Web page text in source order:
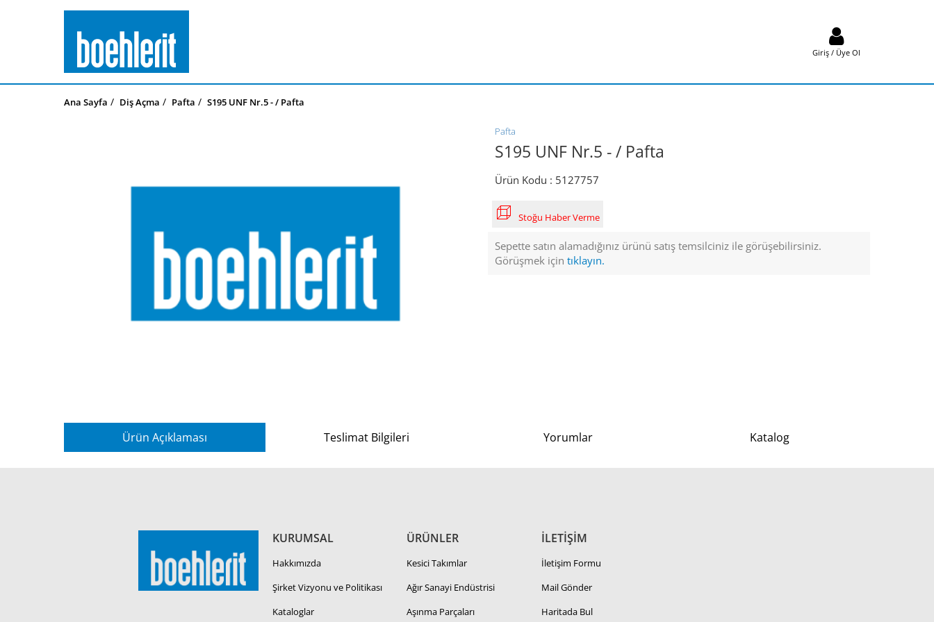
Giriş / Üye Ol
Ana Sayfa Diş Açma Pafta S195 UNF Nr.5 - / Pafta
Pafta
S195 UNF Nr.5 - / Pafta
Ürün Kodu : 5127757
Stoğu Haber Verme
Sepette satın alamadığınız ürünü satış temsilciniz ile görüşebilirsiniz.
Görüşmek için tıklayın.
Ürün Açıklaması Teslimat Bilgileri Yorumlar Katalog
KURUMSAL
Hakkımızda
Şirket Vizyonu ve Politikası
Kataloglar
ÜRÜNLER
Kesici Takımlar
Ağır Sanayi Endüstrisi
Aşınma Parçaları
İLETİŞİM
İletişim Formu
Mail Gönder
Haritada Bul